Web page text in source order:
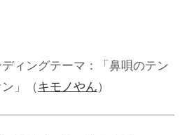
ィングテーマ：「鼻唄のテン
」（キモノやん）